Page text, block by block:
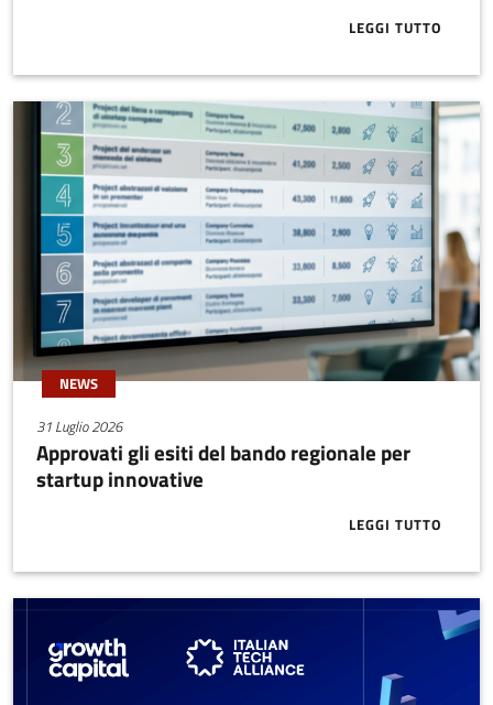
LEGGI TUTTO
ABOUT IFF,
NEWS
31 Luglio 2026
Approvati gli esiti del bando regionale per
startup innovative
LEGGI TUTTO
ABOUT